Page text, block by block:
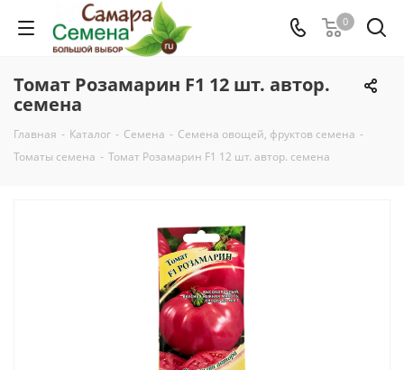
0
Томат Розамарин F1 12 шт. автор.
семена
Главная - Каталог - Семена - Семена овощей, фруктов семена -
Томаты семена - Томат Розамарин F1 12 шт. автор. семена